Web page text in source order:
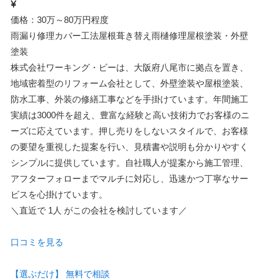
価格：30万～80万円程度
雨漏り修理カバー工法屋根葺き替え 雨樋修理屋根塗装・外壁
塗装
株式会社ワーキング・ビーは、大阪府八尾市に拠点を置き、
地域密着型のリフォーム会社として、外壁塗装や屋根塗装、
防水工事、外装の修繕工事などを手掛けています。年間施工
実績は3000件を超え、豊富な経験と高い技術力でお客様のニ
ーズに応えています。押し売りをしないスタイルで、お客様
の要望を重視した提案を行い、見積書や説明も分かりやすく
シンプルに提供しています。自社職人が提案から施工管理、
アフターフォローまでマルチに対応し、迅速かつ丁寧なサー
ビスを心掛けています。
＼直近で 1人 がこの会社を検討しています／
口コミを見る
【選ぶだけ】
無料で相談